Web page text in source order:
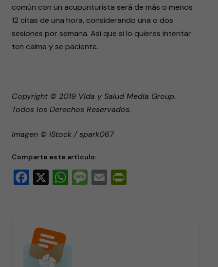
común con un acupunturista será de más o menos
12 citas de una hora, considerando una o dos
sesiones por semana. Así que si lo quieres intentar
ten calma y se paciente.
Copyright © 2019 Vida y Salud Media Group.
Todos los Derechos Reservados.
Imagen © iStock / spark067
Comparte este artículo:
Facebook
X WhatsApp
Message
Email